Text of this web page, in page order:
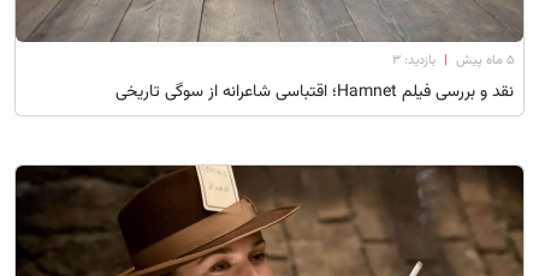
۵ ماه پیش | بازدید: 3
نقد و بررسی فیلم Hamnet؛ اقتباسی شاعرانه از سوگی تاریخی